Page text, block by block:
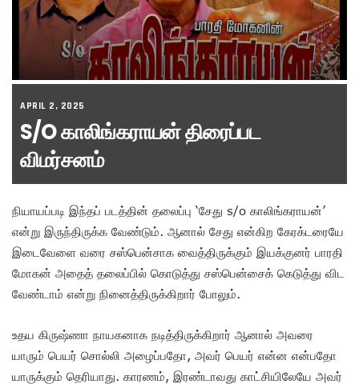
APRIL 2, 2025
S/o காலிங்கராயன் திரைப்பட
விமர்சனம்
நியாயப்படி இந்தப் படத்தின் தலைப்பு ‘சேது s/o காலிங்கராயன்’
என்று இருந்திருக்க வேண்டும். ஆனால் சேது என்கிற கேரக்டரையே
இடைவேளை வரை சஸ்பென்சாக வைத்திருக்கும் இயக்குனர் பாரதி
மோகன் அதைத் தலைப்பில் கொடுத்து சஸ்பென்சைக் கெடுத்து விட
வேண்டாம் என்று நினைத்திருக்கிறார் போலும்.
உதய கிருஷ்ணா நாயகனாக நடித்திருக்கிறார் ஆனால் அவரை
யாரும் பெயர் சொல்லி அழைப்பதோ, அவர் பெயர் என்ன என்பதோ
யாருக்கும் தெரியாது. காரணம், இரண்டாவது காட்சியிலேயே அவர்